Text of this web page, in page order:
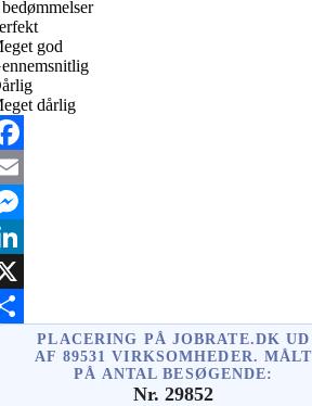
god
dårlig
PLACERING PÅ JOBRATE.DK UD
AF 89531 VIRKSOMHEDER. MÅLT
PÅ ANTAL BESØGENDE:
Nr. 29852